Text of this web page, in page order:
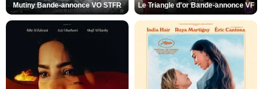
Mutiny Bande-annonce VO STFR Le Triangle d'or Bande-annonce VF